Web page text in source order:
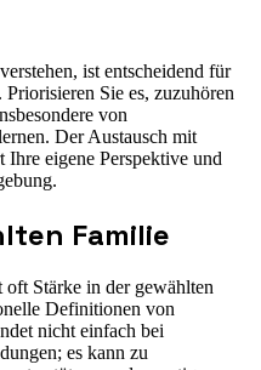
ist entscheidend für
Sie es, zuzuhören
von
Der Austausch mit
Ihre eigene Perspektive und
Familie
Stärke in der gewählten
Definitionen von
nicht einfach bei
es kann zu